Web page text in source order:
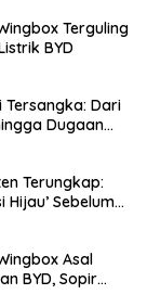
Terguling
BYD
Tersangka: Dari
Dugaan
Terungkap:
Sebelum
Asal
BYD, Sopir